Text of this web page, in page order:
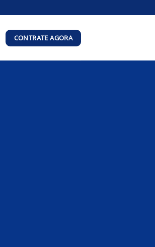
CONTRATE AGORA